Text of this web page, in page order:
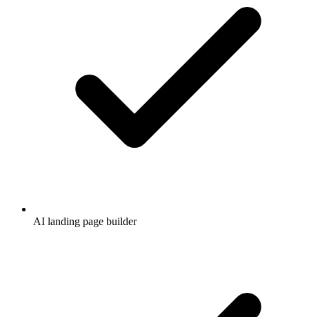
AI landing page builder